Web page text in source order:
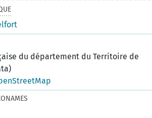
du département du Territoire de